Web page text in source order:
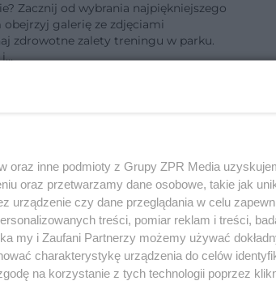
Zacznij od wybrania najpiękniejszego
galerię ze zdjęciami
zdrowotne zalety treningu w parku.
i…
oraz inne podmioty z Grupy ZPR Media
oraz przetwarzamy dane osobowe, takie jak
urządzenie czy dane przeglądania w celu
treści, pomiar reklam i treści,
my i Zaufani Partnerzy możemy używać
charakterystykę urządzenia do celów
na korzystanie z tych technologii poprzez